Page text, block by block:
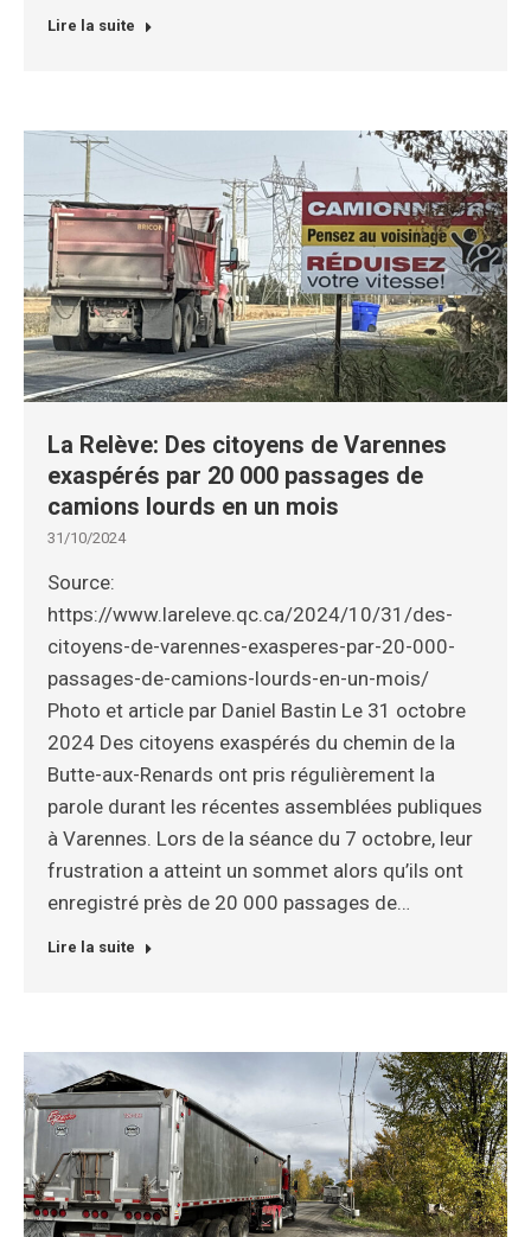
Lire la suite
La Relève: Des citoyens de Varennes
exaspérés par 20 000 passages de
camions lourds en un mois
31/10/2024
Source:
https://www.lareleve.qc.ca/2024/10/31/des-
citoyens-de-varennes-exasperes-par-20-000-
passages-de-camions-lourds-en-un-mois/
Photo et article par Daniel Bastin Le 31 octobre
2024 Des citoyens exaspérés du chemin de la
Butte-aux-Renards ont pris régulièrement la
parole durant les récentes assemblées publiques
à Varennes. Lors de la séance du 7 octobre, leur
frustration a atteint un sommet alors qu’ils ont
enregistré près de 20 000 passages de…
Lire la suite